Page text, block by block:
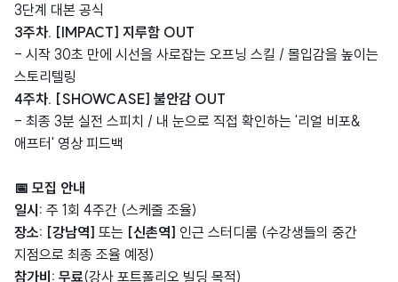
3단계 대본 공식
3주차. [IMPACT] 지루함 OUT
- 시작 30초 만에 시선을 사로잡는 오프닝 스킬 / 몰입감을 높이는
스토리텔링
4주차. [SHOWCASE] 불안감 OUT
- 최종 3분 실전 스피치 / 내 눈으로 직접 확인하는 '리얼 비포&
애프터' 영상 피드백
📅 모집 안내
일시: 주 1회 4주간 (스케줄 조율)
장소: [강남역] 또는 [신촌역] 인근 스터디룸 (수강생들의 중간
지점으로 최종 조율 예정)
참가비: 무료(강사 포트폴리오 빌딩 목적)